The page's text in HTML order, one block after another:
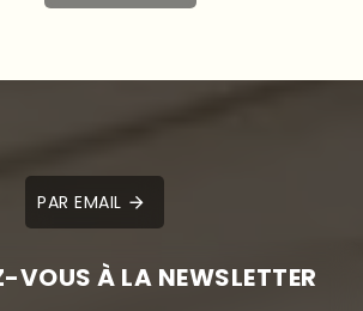
PAR EMAIL
VOUS À LA NEWSLETTER